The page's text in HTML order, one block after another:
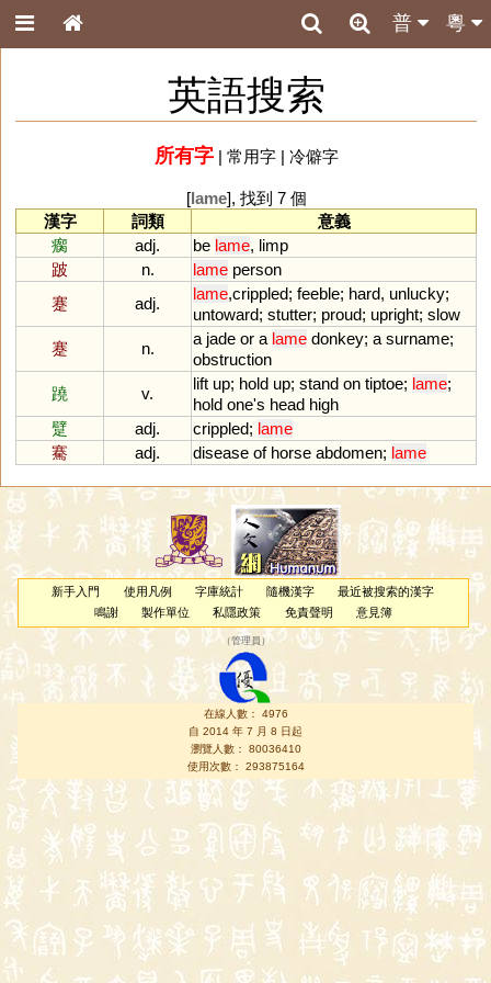
粵
普
英語搜索
所有字| 常用字| 冷僻字
[lame], 找到 7 個
漢字
詞類
意義
瘸
adj. be lame, limp
跛
n. lame person
蹇
adj.
lame,crippled; feeble; hard, unlucky;
untoward; stutter; proud; upright; slow
蹇
n.
a jade or a lame donkey; a surname;
obstruction
蹺
v.
lift up; hold up; stand on tiptoe; lame;
hold one's head high
躄
adj. crippled; lame
騫
adj. disease of horse abdomen; lame
新手入門 使用凡例 字庫統計 隨機漢字
最近被搜索的漢字
鳴謝
製作單位 私隱政策 免責聲明 意見簿
（管理員 ）
在線人數： 4976
自 2014 年 7 月 8 日起
瀏覽人數： 80036410
使用次數： 293875164